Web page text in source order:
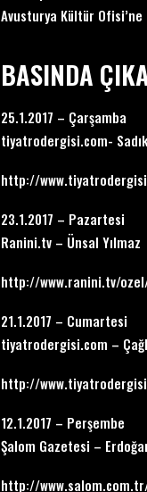
Avusturya Kültür
BASINDA
25.1.2017 – Çarşamba
tiyatrodergisi.com-
http://
23.1.2017 – Pazartesi
Ranini.tv – Ünsal Yılmaz
http://www.ranini.tv/
21.1.2017 – Cumartesi
tiyatrodergisi.com –
http://
12.1.2017 – Perşembe
Şalom Gazetesi –
http://